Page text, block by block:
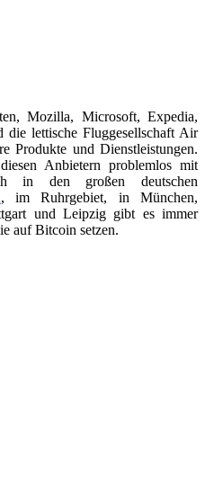
Mozilla, Microsoft, Expedia,
die lettische Fluggesellschaft Air
Produkte und Dienstleistungen.
Anbietern problemlos mit
in den großen deutschen
, im Ruhrgebiet, in München,
und Leipzig gibt es immer
auf Bitcoin setzen.